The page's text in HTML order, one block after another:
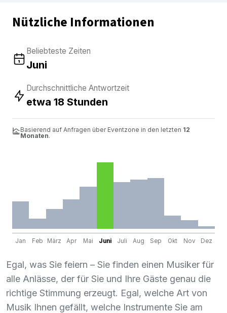
Nützliche Informationen
Beliebteste Zeiten
Juni
Durchschnittliche Antwortzeit
etwa 18 Stunden
Basierend auf Anfragen über Eventzone in den letzten 12
Monaten.
Jan Feb März Apr Mai Juni Juli Aug Sep Okt Nov Dez
Egal, was Sie feiern – Sie finden einen Musiker für
alle Anlässe, der für Sie und Ihre Gäste genau die
richtige Stimmung erzeugt. Egal, welche Art von
Musik Ihnen gefällt, welche Instrumente Sie am